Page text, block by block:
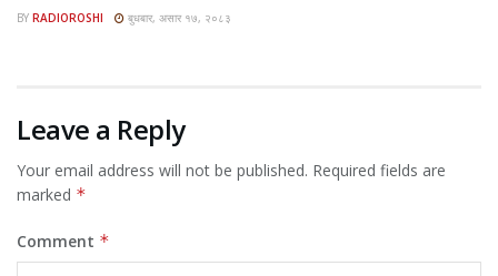
BY RADIOROSHI बुधबार, असार १७, २०८३
Leave a Reply
Your email address will not be published. Required fields are
marked *
Comment *